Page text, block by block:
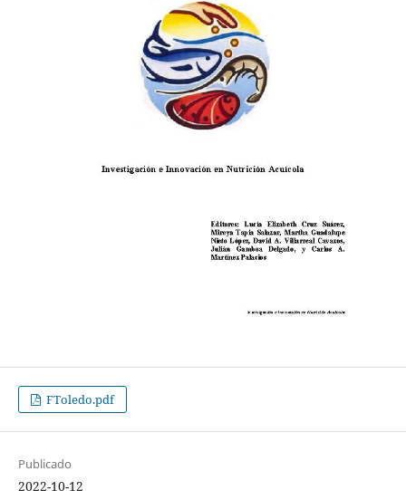
FToledo.pdf
Publicado
2022-10-12